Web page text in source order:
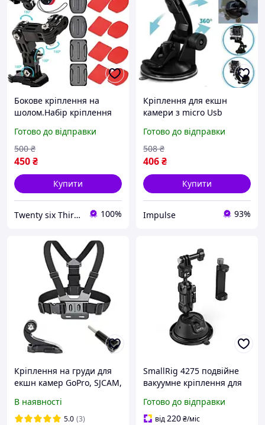
Бокове кріплення на
шолом.Набір кріплення
для екшн камер.
Кріплення для Gopro Hero
Готово до відправки
450₴
500 ₴
Купити
Twenty six Thirty eight 100%
Кріплення для екшн
камери з micro Usb
присоскою для лобового
скла та функцією
заряджання impulse
Готово до відправки
406₴
508 ₴
Купити
Impulse 93%
Кріплення на груди для
екшн камер GoPro, SJCAM,
mount / Тримач
нагрудний для камери
В наявності
5.0 (3)
SmallRig 4275 подвійне
вакуумне кріплення для
з кульовими головами
360°
Готово до відправки
від220₴/міс